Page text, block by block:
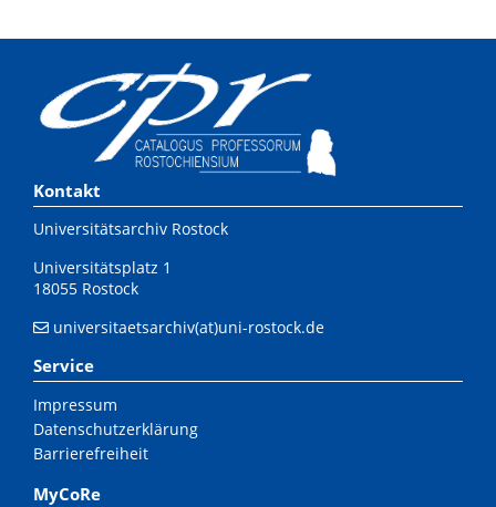
Kontakt
Universitätsarchiv Rostock
Universitätsplatz 1
18055 Rostock
universitaetsarchiv(at)uni-rostock.de
Service
Impressum
Datenschutzerklärung
Barrierefreiheit
MyCoRe